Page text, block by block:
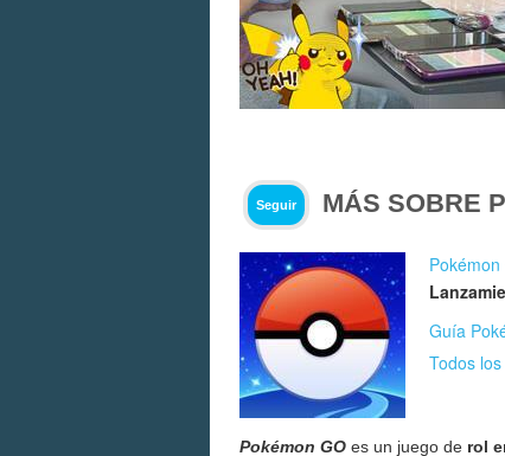
Seguir MÁS SOBRE
Pokémon
Guía
Todos
Pokémon GO es un juego de rol